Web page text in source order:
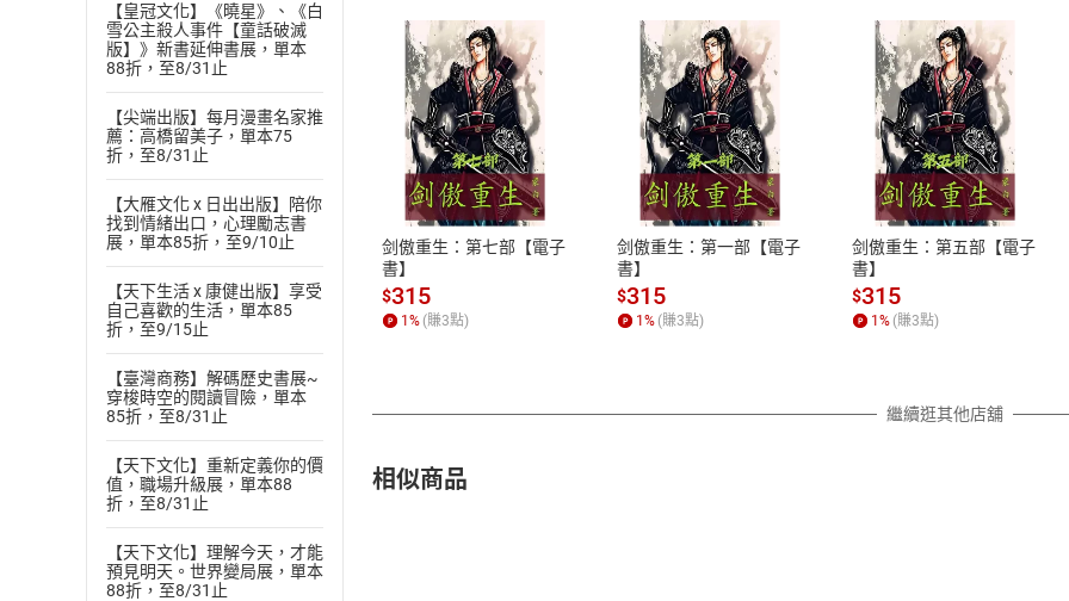
【皇冠文化】《曉星》、《白
雪公主殺人事件【童話破滅
版】》新書延伸書展，單本
88折，至8/31止
【尖端出版】每月漫畫名家推
薦：高橋留美子，單本75
折，至8/31止
【大雁文化 x 日出出版】陪你
找到情緒出口，心理勵志書
展，單本85折，至9/10止
【天下生活 x 康健出版】享受
自己喜歡的生活，單本85
折，至9/15止
【臺灣商務】解碼歷史書展~
穿梭時空的閱讀冒險，單本
85折，至8/31止
【天下文化】重新定義你的價
值，職場升級展，單本88
折，至8/31止
【天下文化】理解今天，才能
預見明天。世界變局展，單本
88折，至8/31止
付款方式
ATM轉帳、信用卡、LINE PAY、AFTEE
退換貨規範
本店是否提供消費者保護法七日猶
之權利，遽消費者保護法及通訊交
除權合理例外情事適用準則，依商
質各有不同規定。詳細退換貨說明
照各商品說明。
剑傲重生：第七部【電子
書】
$315
1 % (賺3點)
剑傲重生：第一部【電子
書】
$315
1 % (賺3點)
剑傲重生：第五部【電子
書】
$315
1 % (賺3點)
繼續逛其他店舖
相似商品